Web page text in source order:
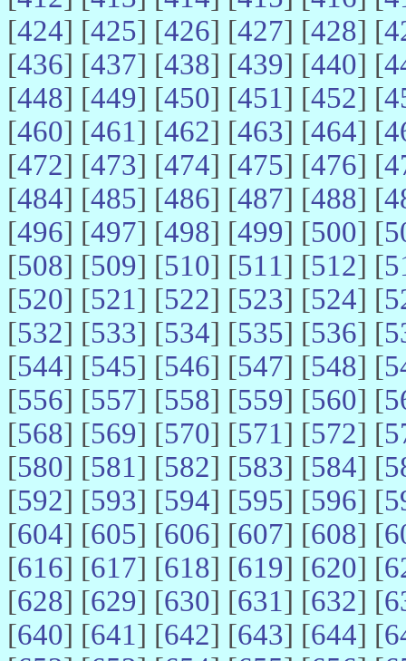
[424] [425] [426] [427] [428] [
[436] [437] [438] [439] [440] [
[448] [449] [450] [451] [452] [
[460] [461] [462] [463] [464] [
[472] [473] [474] [475] [476] [
[484] [485] [486] [487] [488] [
[496] [497] [498] [499] [500] [
[508] [509] [510] [511] [512] [
[520] [521] [522] [523] [524] [
[532] [533] [534] [535] [536] [
[544] [545] [546] [547] [548] [
[556] [557] [558] [559] [560] [
[568] [569] [570] [571] [572] [
[580] [581] [582] [583] [584] [
[592] [593] [594] [595] [596] [
[604] [605] [606] [607] [608] [
[616] [617] [618] [619] [620] [
[628] [629] [630] [631] [632] [
[640] [641] [642] [643] [644] [